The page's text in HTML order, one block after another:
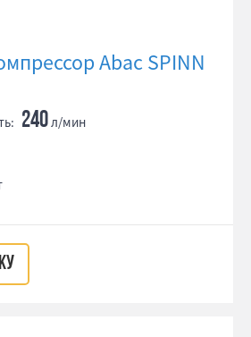
Abac SPINN
240л/мин